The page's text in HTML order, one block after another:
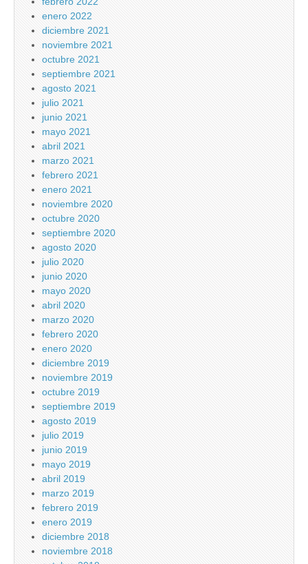
enero 2022
diciembre 2021
noviembre 2021
octubre 2021
septiembre 2021
agosto 2021
julio 2021
junio 2021
mayo 2021
abril 2021
marzo 2021
febrero 2021
enero 2021
noviembre 2020
octubre 2020
septiembre 2020
agosto 2020
julio 2020
junio 2020
mayo 2020
abril 2020
marzo 2020
febrero 2020
enero 2020
diciembre 2019
noviembre 2019
octubre 2019
septiembre 2019
agosto 2019
julio 2019
junio 2019
mayo 2019
abril 2019
marzo 2019
febrero 2019
enero 2019
diciembre 2018
noviembre 2018